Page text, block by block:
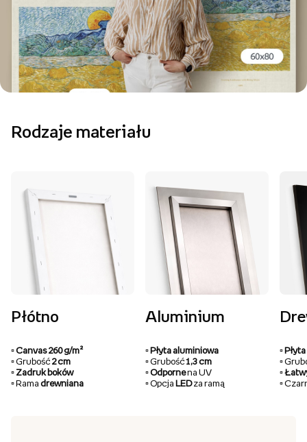
Rodzaje materiału
Płótno
▫️ Canvas 260 g/m²
▫️ Grubość 2 cm
▫️ Zadruk boków
▫️ Rama drewniana
Aluminium
▫️ Płyta aluminiowa
▫️ Grubość1,3 cm
▫️ Odpornena UV
▫️ Opcja LEDza ramą
▫️
▫️
▫️
▫️